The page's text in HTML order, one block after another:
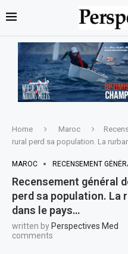
Home Maroc
rural perd sa population. La
MAROC RECENSEMENT
Recensement général
perd sa population. La
dans le pays…
written by Perspectives Med
comments